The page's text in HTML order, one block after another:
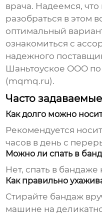
врача. Надеемся,
разобраться в этом
оптимальный
ознакомиться с
надежного
Шаньтоуское ООО
(mqmq.ru).
Часто
Как долго можно
Рекомендуется
часов в день с
Можно ли спать в
Нет, спать в
Как правильно
Стирайте бандаж
машине на